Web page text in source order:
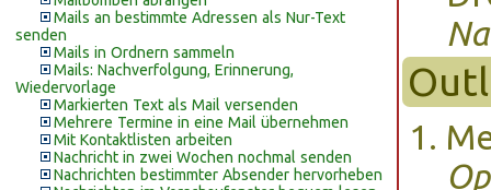
Mails an bestimmte Adressen als Nur-Text
senden
Mails in Ordnern sammeln
Mails: Nachverfolgung, Erinnerung,
Wiedervorlage
Markierten Text als Mail versenden
Mehrere Termine in eine Mail übernehmen
Mit Kontaktlisten arbeiten
Nachricht in zwei Wochen nochmal senden
Nachrichten bestimmter Absender hervorheben